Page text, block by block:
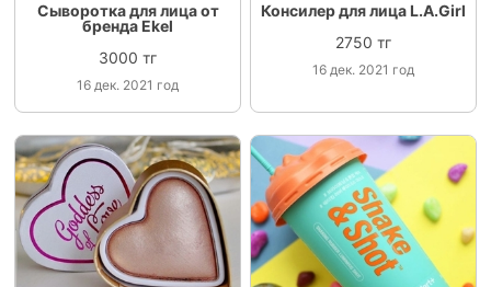
Сыворотка для лица от
бренда Ekel
3000 тг
16 дек. 2021 год
Консилер для лица L.A.Girl
2750 тг
16 дек. 2021 год